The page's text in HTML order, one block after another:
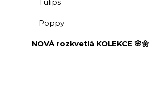
Tulips
Poppy
NOVÁ rozkvetlá KOLEKCE 🌸🌼